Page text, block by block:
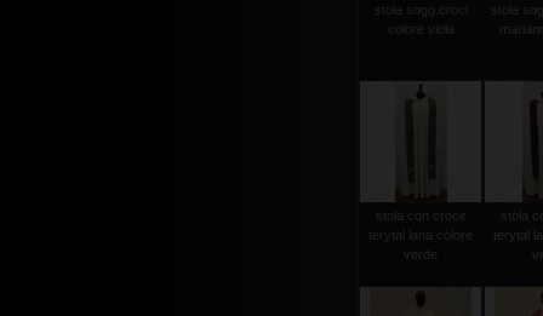
stola sogg.croci
colore viola
stola
stola con croce
terytal lana colore
verde
stola
terytal